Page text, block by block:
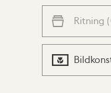
Ritning (